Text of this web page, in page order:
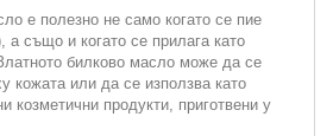
е полезно не само когато се пие
а също и когато се прилага като
билково масло може да се
кожата или да се използва като
козметични продукти, приготвени у